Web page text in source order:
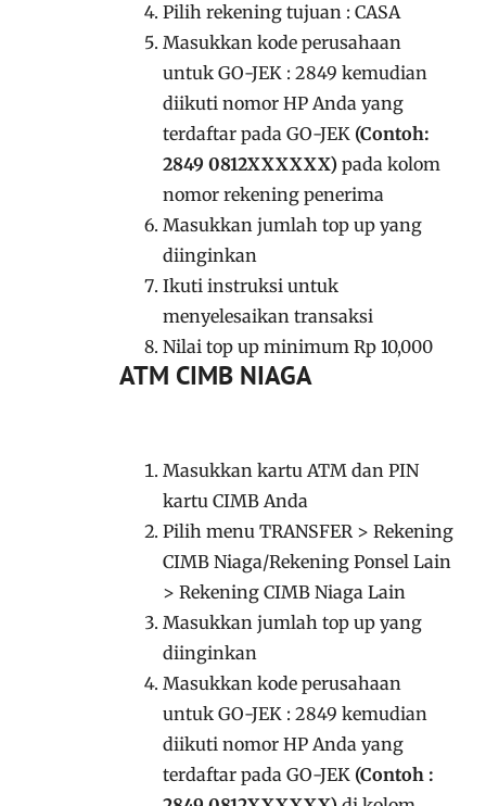
Pilih rekening tujuan : CASA
Masukkan kode perusahaan
untuk GO-JEK : 2849 kemudian
diikuti nomor HP Anda yang
terdaftar pada GO-JEK (Contoh:
2849 0812XXXXXX) pada kolom
nomor rekening penerima
Masukkan jumlah top up yang
diinginkan
Ikuti instruksi untuk
menyelesaikan transaksi
Nilai top up minimum Rp 10,000
ATM CIMB NIAGA
Masukkan kartu ATM dan PIN
kartu CIMB Anda
Pilih menu TRANSFER > Rekening
CIMB Niaga/Rekening Ponsel Lain
> Rekening CIMB Niaga Lain
Masukkan jumlah top up yang
diinginkan
Masukkan kode perusahaan
untuk GO-JEK : 2849 kemudian
diikuti nomor HP Anda yang
terdaftar pada GO-JEK (Contoh :